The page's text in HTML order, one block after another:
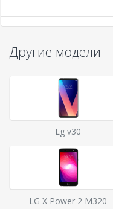
Другие модели
Lg v30
LG X Power 2 M320